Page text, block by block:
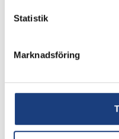
Statistik
Marknadsföring
Fagrådgiver avl,
+47 90068187
Skicka e-post